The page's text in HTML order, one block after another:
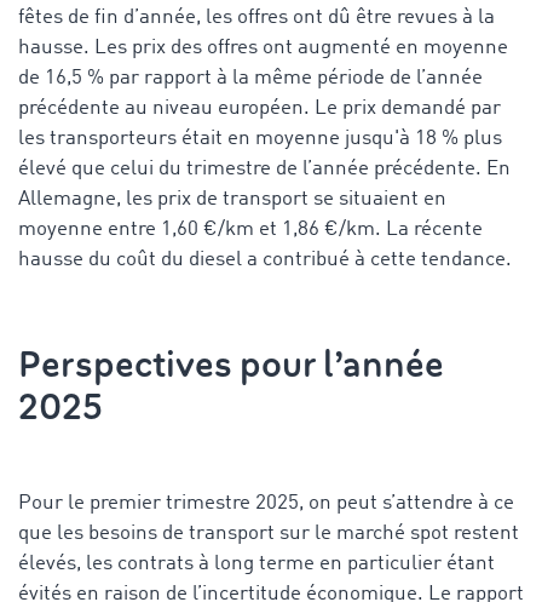
fêtes de fin d’année, les offres ont dû être revues à la
hausse. Les prix des offres ont augmenté en moyenne
de 16,5 % par rapport à la même période de l’année
précédente au niveau européen. Le prix demandé par
les transporteurs était en moyenne jusqu'à 18 % plus
élevé que celui du trimestre de l’année précédente. En
Allemagne, les prix de transport se situaient en
moyenne entre 1,60 €/km et 1,86 €/km. La récente
hausse du coût du diesel a contribué à cette tendance.
Perspectives pour l’année
2025
Pour le premier trimestre 2025, on peut s’attendre à ce
que les besoins de transport sur le marché spot restent
élevés, les contrats à long terme en particulier étant
évités en raison de l’incertitude économique. Le rapport